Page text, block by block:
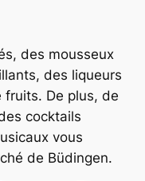
des mousseux
des liqueurs
De plus, de
cocktails
vous
de Büdingen.